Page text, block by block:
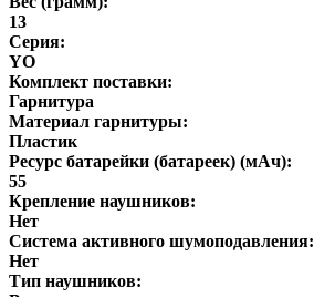
13
Серия:
YO
Комплект поставки:
Гарнитура
Материал гарнитуры:
Пластик
Ресурс батарейки (батареек) (мАч):
55
Крепление наушников:
Нет
Система активного шумоподавления:
Нет
Тип наушников: